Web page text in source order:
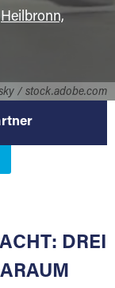
/ stock.adobe.com
Heilbronn,
in
Miete, der
gebaut
DREI